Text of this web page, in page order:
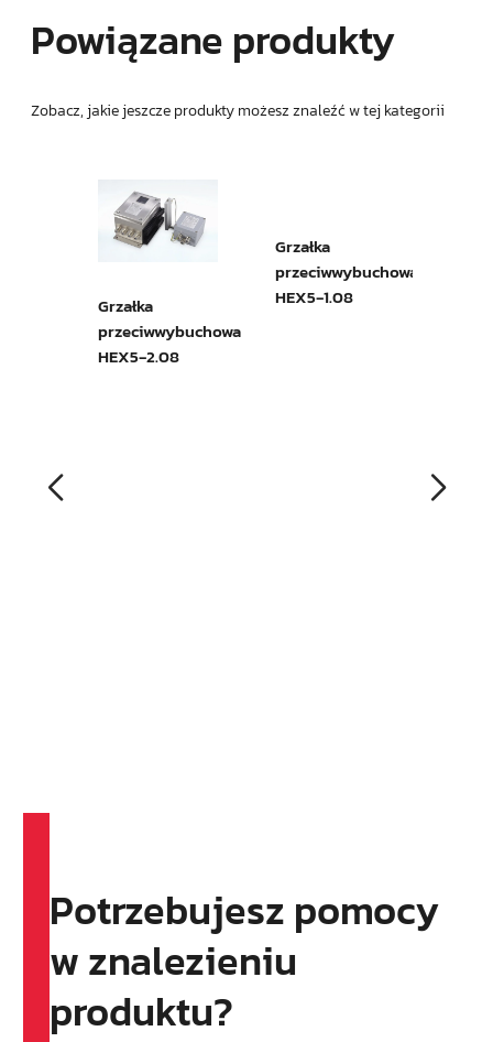
Powiązane produkty
Zobacz, jakie jeszcze produkty możesz znaleźć w tej kategorii
Grzałka
przeciwwybuchowa
HEX5‑2.08
Grzałka
Potrzebujesz pomocy
w znalezieniu
produktu?